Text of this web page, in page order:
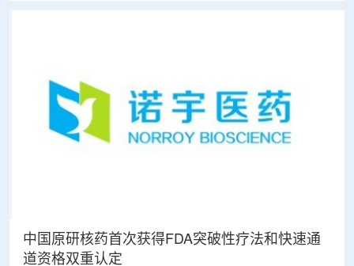
中国原研核药首次获得FDA突破性疗法和快速通
道资格双重认定